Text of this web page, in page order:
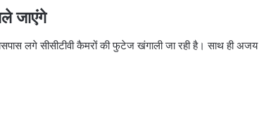
जाएंगे
लगे सीसीटीवी कैमरों की फुटेज खंगाली जा रही है। साथ ही अजय